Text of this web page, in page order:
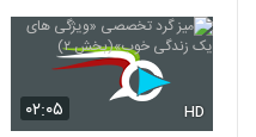
۰۲:۰۵ HD